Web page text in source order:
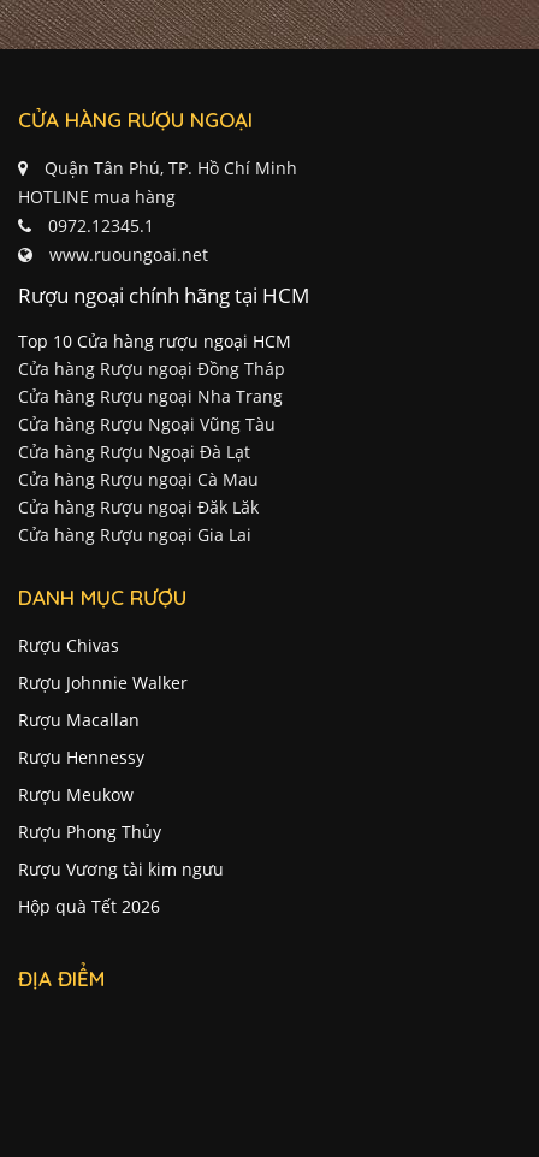
CỬA HÀNG RƯỢU NGOẠI
Quận Tân Phú, TP. Hồ Chí Minh
HOTLINE mua hàng
0972.12345.1
www.ruoungoai.net
Rượu ngoại chính hãng tại HCM
Top 10 Cửa hàng rượu ngoại HCM
Cửa hàng Rượu ngoại Đồng Tháp
Cửa hàng Rượu ngoại Nha Trang
Cửa hàng Rượu Ngoại Vũng Tàu
Cửa hàng Rượu Ngoại Đà Lạt
Cửa hàng Rượu ngoại Cà Mau
Cửa hàng Rượu ngoại Đăk Lăk
Cửa hàng Rượu ngoại Gia Lai
DANH MỤC RƯỢU
Rượu Chivas
Rượu Johnnie Walker
Rượu Macallan
Rượu Hennessy
Rượu Meukow
Rượu Phong Thủy
Rượu Vương tài kim ngưu
Hộp quà Tết 2026
ĐỊA ĐIỂM